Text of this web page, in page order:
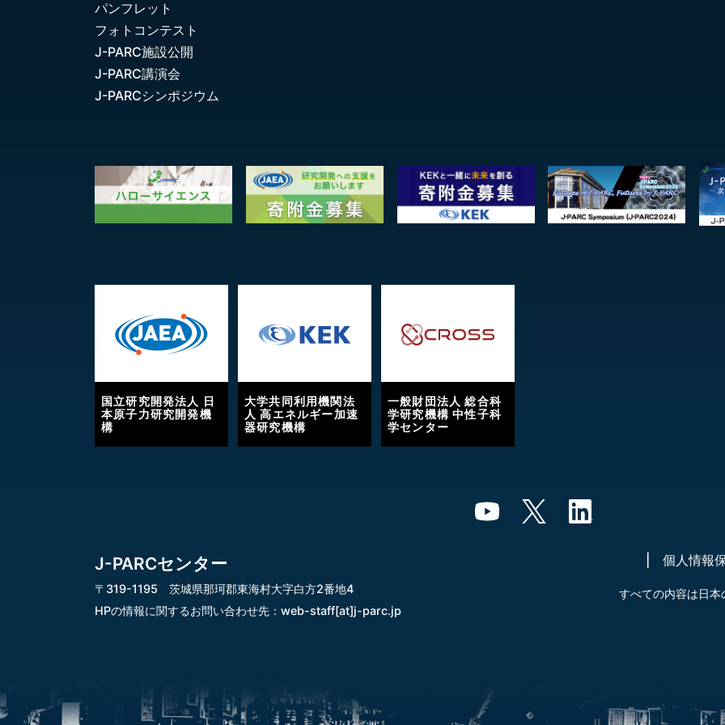
パンフレット
フォトコンテスト
J-PARC施設公開
J-PARC講演会
J-PARCシンポジウム
国立研究開発法人 日
本原子力研究開発機
構
大学共同利用機関法
人 高エネルギー加速
器研究機構
一般財団法人 総合科
学研究機構 中性子科
学センター
J-PARCセンター
〒319-1195 茨城県那珂郡東海村大字白方2番地4
HPの情報に関するお問い合わせ先： web-staff[at]j-parc.jp
個人情報
すべての内容は日